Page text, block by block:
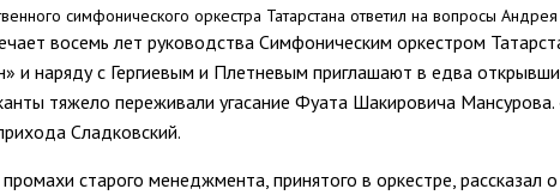
симфонического оркестра Татарстана ответил на вопросы
восемь лет руководства Симфоническим оркестром
и наряду с Гергиевым и Плетневым приглашают в едва
тяжело переживали угасание Фуата Шакировича Мансурова.
Сладковский.
старого менеджмента, принятого в оркестре, рассказал